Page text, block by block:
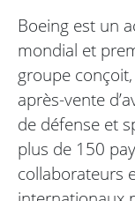
Boeing est un
mondial et
groupe
après-vente
de défense et
plus de 150
collaborateurs